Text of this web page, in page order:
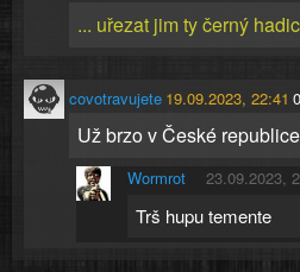
... uřezat jim ty černý
covotravujete 19.09.2023, 22:41 0
Už brzo v České
Wormrot 23.09.2023,
Trš hupu temente